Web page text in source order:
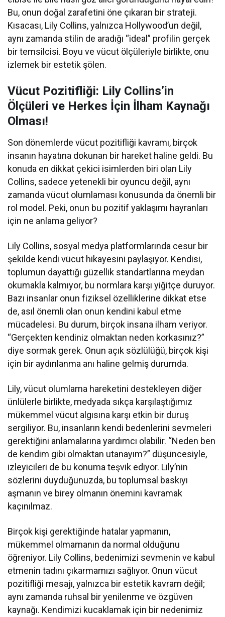
Bu, onun doğal zarafetini öne çıkaran bir strateji.
Kısacası, Lily Collins, yalnızca Hollywood’un değil,
aynı zamanda stilin de aradığı “ideal” profilin gerçek
bir temsilcisi. Boyu ve vücut ölçüleriyle birlikte, onu
izlemek bir estetik şölen.
Vücut Pozitifliği: Lily Collins’in
Ölçüleri ve Herkes İçin İlham Kaynağı
Olması!
Son dönemlerde vücut pozitifliği kavramı, birçok
insanın hayatına dokunan bir hareket haline geldi. Bu
konuda en dikkat çekici isimlerden biri olan Lily
Collins, sadece yetenekli bir oyuncu değil, aynı
zamanda vücut olumlaması konusunda da önemli bir
rol model. Peki, onun bu pozitif yaklaşımı hayranları
için ne anlama geliyor?
Lily Collins, sosyal medya platformlarında cesur bir
şekilde kendi vücut hikayesini paylaşıyor. Kendisi,
toplumun dayattığı güzellik standartlarına meydan
okumakla kalmıyor, bu normlara karşı yiğitçe duruyor.
Bazı insanlar onun fiziksel özelliklerine dikkat etse
de, asıl önemli olan onun kendini kabul etme
mücadelesi. Bu durum, birçok insana ilham veriyor.
“Gerçekten kendiniz olmaktan neden korkasınız?”
diye sormak gerek. Onun açık sözlülüğü, birçok kişi
için bir aydınlanma anı haline gelmiş durumda.
Lily, vücut olumlama hareketini destekleyen diğer
ünlülerle birlikte, medyada sıkça karşılaştığımız
mükemmel vücut algısına karşı etkin bir duruş
sergiliyor. Bu, insanların kendi bedenlerini sevmeleri
gerektiğini anlamalarına yardımcı olabilir. “Neden ben
de kendim gibi olmaktan utanayım?” düşüncesiyle,
izleyicileri de bu konuma teşvik ediyor. Lily’nin
sözlerini duyduğunuzda, bu toplumsal baskıyı
aşmanın ve birey olmanın önemini kavramak
kaçınılmaz.
Birçok kişi gerektiğinde hatalar yapmanın,
mükemmel olmamanın da normal olduğunu
öğreniyor. Lily Collins, bedenimizi sevmenin ve kabul
etmenin tadını çıkarmamızı sağlıyor. Onun vücut
pozitifliği mesajı, yalnızca bir estetik kavram değil;
aynı zamanda ruhsal bir yenilenme ve özgüven
kaynağı. Kendimizi kucaklamak için bir nedenimiz